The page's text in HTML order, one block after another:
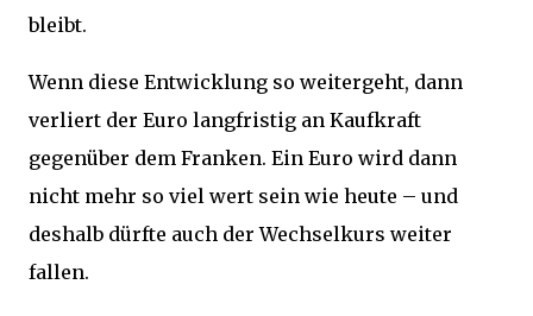
bleibt.
Wenn diese Entwicklung so weitergeht, dann
verliert der Euro langfristig an Kaufkraft
gegenüber dem Franken. Ein Euro wird dann
nicht mehr so viel wert sein wie heute – und
deshalb dürfte auch der Wechselkurs weiter
fallen.